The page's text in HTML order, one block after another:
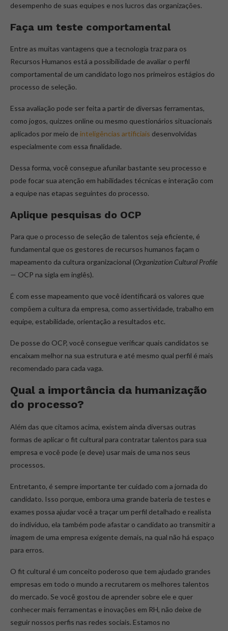
desempenho de suas equipes e nos lucros das organizações.
Faça um teste comportamental
Entre as muitas vantagens que a tecnologia traz para os
Recursos Humanos está a possibilidade de avaliar o perfil
comportamental de um candidato logo nos primeiros estágios do
processo de seleção.
Essa avaliação pode ser feita a partir de diversas ferramentas,
como jogos, quizzes online ou mesmo questionários situacionais
aplicados por meio de inteligências artificiais desenvolvidas
especialmente com essa finalidade.
Dessa forma, você consegue afunilar bastante seu processo e
pode focar sua atenção em habilidades técnicas e interação com
a equipe nas etapas seguintes do processo.
Aplique pesquisas do OCP
Para que o processo de seleção de talentos seja eficiente, é
fundamental que os gestores de recursos humanos façam o
mapeamento da cultura organizacional (Organization Cultural Profile
— OCP na sigla em inglês).
É com esse mapeamento que você identificará os valores que
compõem a cultura da empresa, como assertividade, trabalho em
equipe, estabilidade, orientação a resultados etc.
De posse do OCP, você consegue verificar quais candidatos se
encaixam melhor na sua estrutura e até mesmo qual perfil é mais
recomendado para cada vaga.
Qual a importância da humanização
do processo?
Além das que citamos acima, existem ainda diversas outras
formas de aplicar o fit cultural para contratar talentos para sua
empresa e você pode (e deve) usar mais de uma nos seus
processos.
Entretanto, é sempre importante ter cuidado com a jornada do
candidato. Isso porque, embora uma grande bateria de testes e
exames possa ajudar você a traçar um perfil detalhado e realista
do indivíduo, ela também pode afastar o candidato ao transmitir a
imagem de uma empresa exigente demais, na qual não há espaço
para erros.
O fit cultural é um conceito poderoso que tem ajudado grandes
empresas em todo o mundo a recrutarem os melhores talentos
do mercado. Se você gostou de aprender sobre ele e quer
conhecer mais ferramentas e inovações em RH, não deixe de
seguir nossos perfis nas redes sociais. Estamos no